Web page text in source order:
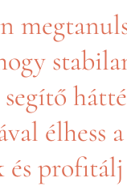
élhess a
profitálj